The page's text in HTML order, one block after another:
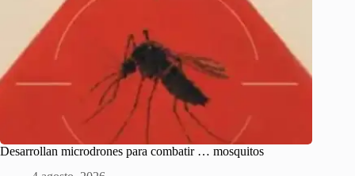
Desarrollan microdrones para combatir … mosquitos